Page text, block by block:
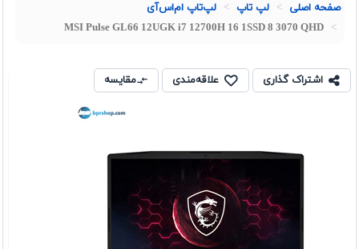
صفحه اصلی لپ تاپ لپ‌تاپ ام‌اس‌آی
MSI Pulse GL66 12UGK i7 12700H 16 1SSD 8 3070 QHD
اشتراک گذاری علاقه‌مندی مقایسه